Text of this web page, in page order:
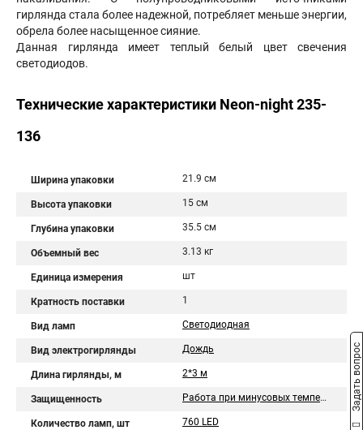
гирлянда стала более надежной, потребляет меньше энергии,
обрела более насыщенное сияние.
Данная гирлянда имеет теплый белый цвет свечения
светодиодов.
Технические характеристики Neon-night 235-
136
Ширина упаковки 21.9 см
Высота упаковки 15 см
Глубина упаковки 35.5 см
Объемный вес 3.13 кг
Единица измерения шт
Кратность поставки 1
Вид ламп Светодиодная
Вид электрогирлянды Дождь
Длина гирлянды, м 2*3 м
Защищенность Работа при минусовых температурах
Количество ламп, шт 760 LED
Задать вопрос